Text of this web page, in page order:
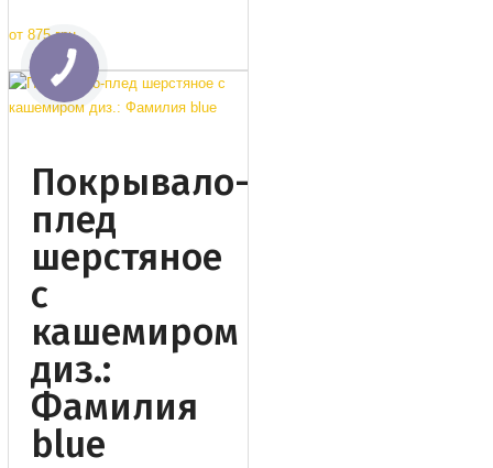
от 875 грн.
Покрывало-
плед
шерстяное
с
кашемиром
диз.:
Фамилия
blue